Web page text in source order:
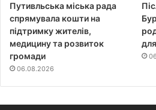
Путивльська міська рада
спрямувала кошти на
підтримку жителів,
медицину та розвиток
громади
06.08.2026